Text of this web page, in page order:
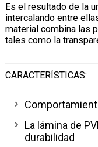
Es el resultado de la
intercalando entre
material combina las
tales como la
CARACTERÍSTICAS:
La lámina de
durabilidad